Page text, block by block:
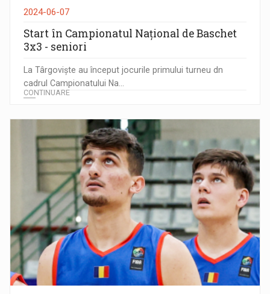
2024-06-07
Start în Campionatul Național de Baschet
3x3 - seniori
La Târgoviște au început jocurile primului turneu dn
cadrul Campionatului Na...
CONTINUARE